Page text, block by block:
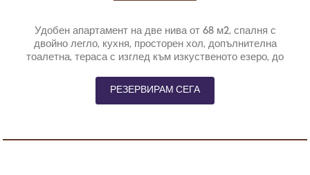
Удобен апартамент на две нива от 68 м2, спалня с
двойно легло, кухня, просторен хол, допълнителна
тоалетна, тераса с изглед към изкуственото езеро, до
РЕЗЕРВИРАМ СЕГА